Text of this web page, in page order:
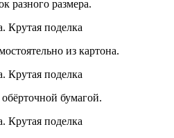
разного размера.
из картона.
бумагой.